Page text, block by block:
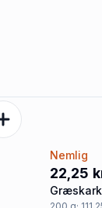
Nemlig
22,25